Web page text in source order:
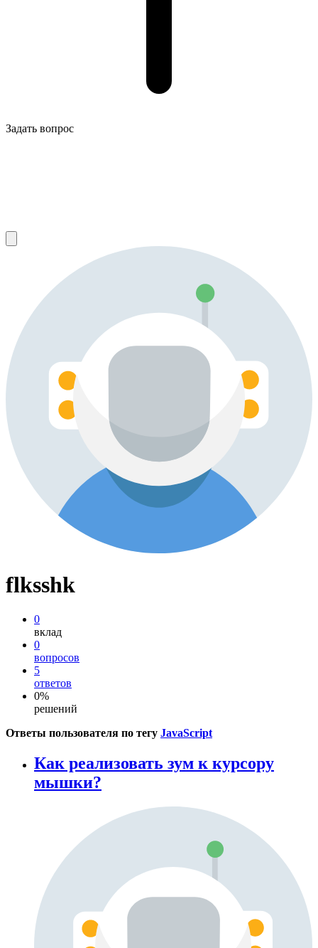
Задать вопрос
flksshk
0
вклад
0
вопросов
5
ответов
0%
решений
Ответы пользователя по тегу JavaScript
Как реализовать зум к курсору
мышки?